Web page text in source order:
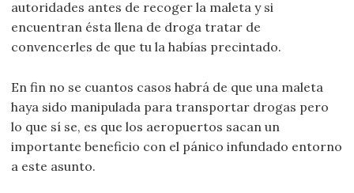
autoridades antes de recoger la maleta y si
encuentran ésta llena de droga tratar de
convencerles de que tu la habías precintado.
En fin no se cuantos casos habrá de que una maleta
haya sido manipulada para transportar drogas pero
lo que sí se, es que los aeropuertos sacan un
importante beneficio con el pánico infundado entorno
a este asunto.